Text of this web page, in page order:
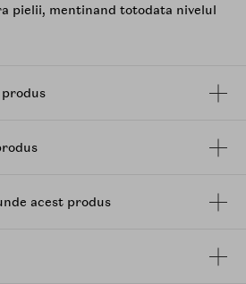
pielii, mentinand totodata nivelul
si pentru sustinerea
esential este apa de
supla si confortabila, fara
acest produs